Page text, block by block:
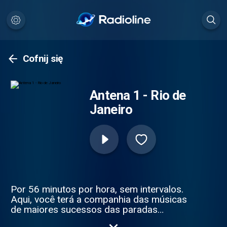
Cofnij się
Antena 1 - Rio de
Janeiro
Por 56 minutos por hora, sem intervalos.
Aqui, você terá a companhia das músicas
de maiores sucessos das paradas